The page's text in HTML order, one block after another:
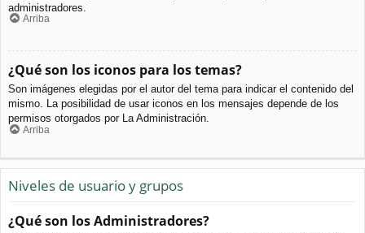
administradores.
Arriba
¿Qué son los iconos para los temas?
Son imágenes elegidas por el autor del tema para indicar el contenido del
mismo. La posibilidad de usar iconos en los mensajes depende de los
permisos otorgados por La Administración.
Arriba
Niveles de usuario y grupos
¿Qué son los Administradores?